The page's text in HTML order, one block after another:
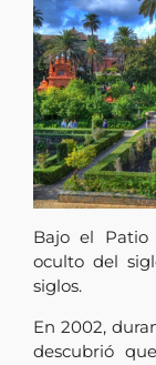
Bajo el Patio
oculto del
siglos.
En 2002,
descubrió